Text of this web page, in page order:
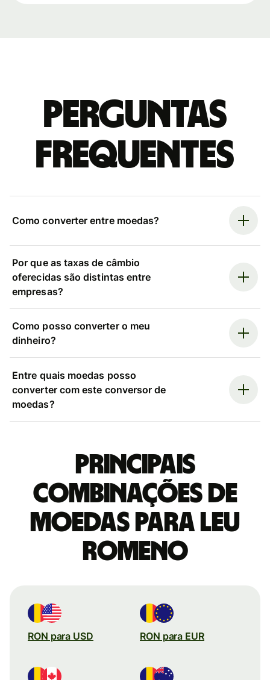
Perguntas
frequentes
Como converter entre moedas?
Por que as taxas de câmbio
oferecidas são distintas entre
empresas?
Como posso converter o meu
dinheiro?
Entre quais moedas posso
converter com este conversor de
moedas?
Principais
combinações de
moedas para Leu
romeno
RON para USD RON para EUR